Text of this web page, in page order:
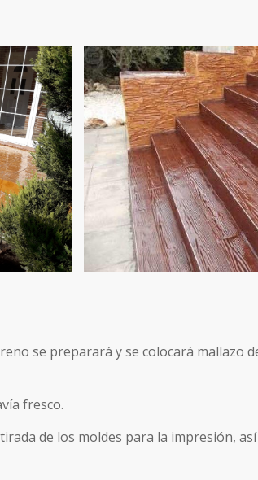
se preparará y se colocará mallazo
fresco.
de los moldes para la impresión,